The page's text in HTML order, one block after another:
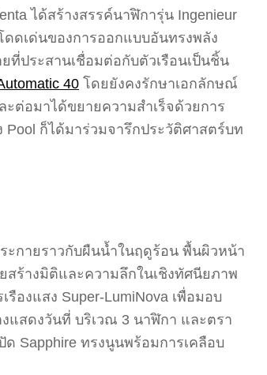
ได้สร้างสรรค์นาฬิการุ่น Ingenieur
ดเด่นของการออกแบบอันทรงพลัง
ที่ประสานเชื่อมต่อกับตัวเรือนเป็นชิ้น
40 โดยยังคงรักษาเอกลักษณ์
ต่อมาได้ขยายความสำเร็จด้วยการ
Pool ก็ได้มาร่วมจารึกประวัติศาสตร์บท
ะกายราวกับผืนน้ำในฤดูร้อน พื้นผิวหน้า
สร้างมิติและความลึกในเชิงทัศนียภาพ
องแสง Super-LumiNova เพื่อมอบ
แสดงวันที่ บริเวณ 3 นาฬิกา และตรา
Sapphire ทรงนูนพร้อมการเคลือบ